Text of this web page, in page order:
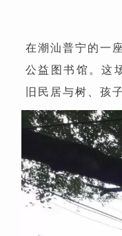
在潮汕普宁的一
公益图书馆。这
旧民居与树、孩